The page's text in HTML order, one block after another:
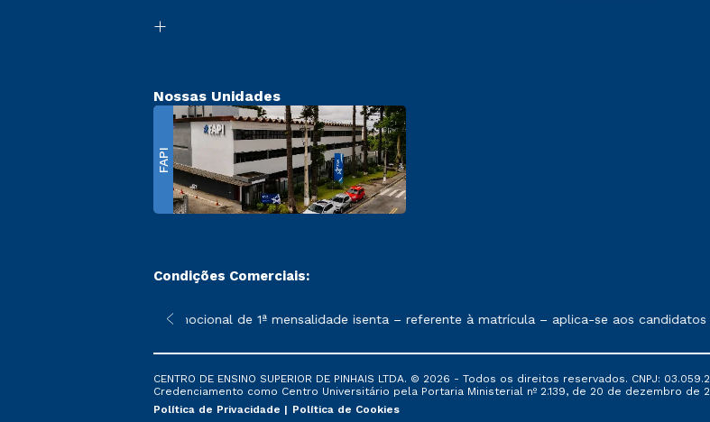
Nossas Unidades
FAPI
Condições Comerciais:
sofrer alterações nos períodos de rematrícula conforme exposto no contrato de prestação de serviços.
*A condição promocional de 1ª mensalidade isenta – referente à matrícula – aplica-se aos
CENTRO DE ENSINO SUPERIOR DE PINHAIS LTDA. © 2026 - Todos os direitos reservados. CNPJ:
Credenciamento como Centro Universitário pela Portaria Ministerial nº 2.139, de 20 de dezembro de
Política de Privacidade
Política de Cookies